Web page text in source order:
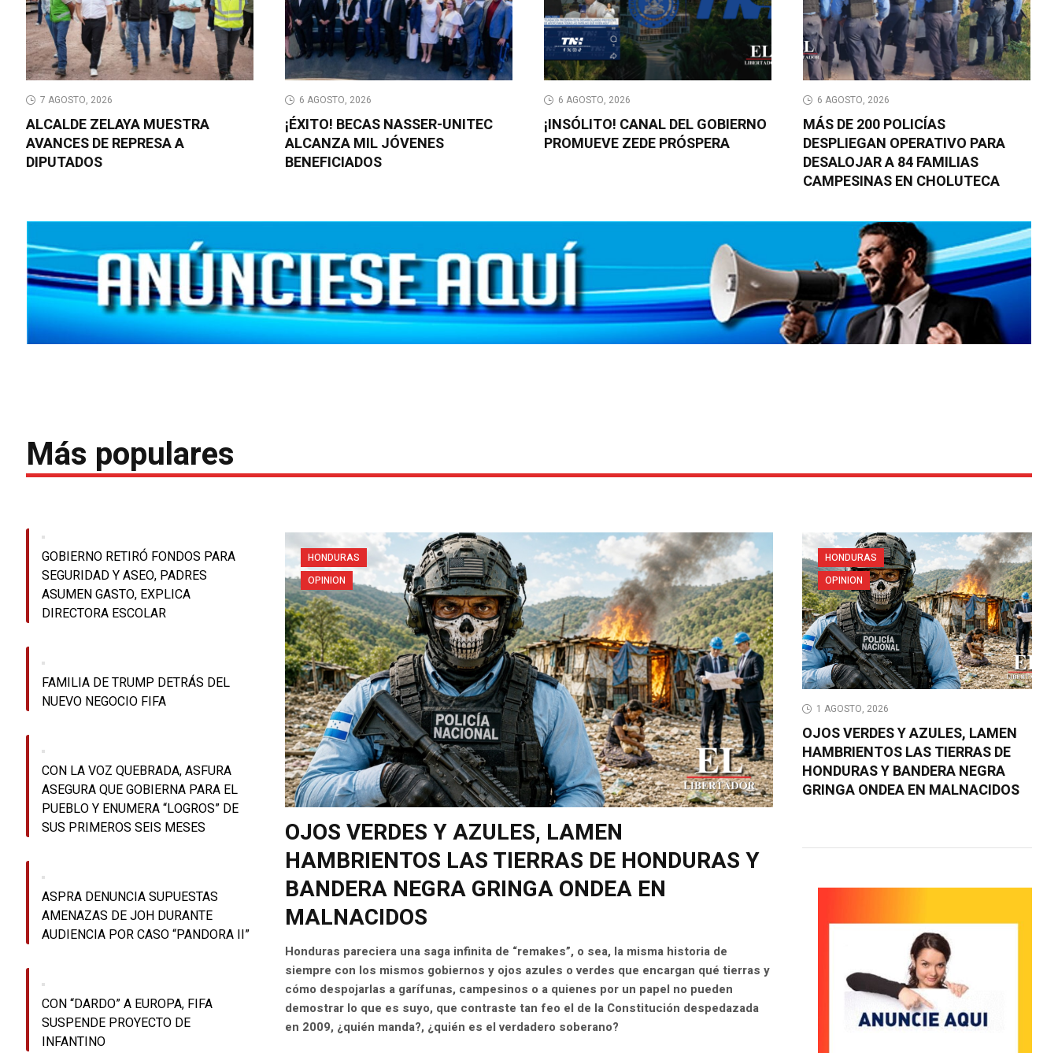
7 AGOSTO, 2026
ALCALDE ZELAYA MUESTRA
AVANCES DE REPRESA A
DIPUTADOS
6 AGOSTO, 2026
¡ÉXITO! BECAS NASSER-UNITEC
ALCANZA MIL JÓVENES
BENEFICIADOS
6 AGOSTO, 2026
¡INSÓLITO! CANAL DEL GOBIERNO
PROMUEVE ZEDE PRÓSPERA
6 AGOSTO, 2026
MÁS DE 200 POLICÍAS
DESPLIEGAN OPERATIVO PARA
DESALOJAR A 84 FAMILIAS
CAMPESINAS EN CHOLUTECA
Más populares
GOBIERNO RETIRÓ FONDOS PARA
SEGURIDAD Y ASEO, PADRES
ASUMEN GASTO, EXPLICA
DIRECTORA ESCOLAR
FAMILIA DE TRUMP DETRÁS DEL
NUEVO NEGOCIO FIFA
CON LA VOZ QUEBRADA, ASFURA
ASEGURA QUE GOBIERNA PARA EL
PUEBLO Y ENUMERA “LOGROS” DE
SUS PRIMEROS SEIS MESES
ASPRA DENUNCIA SUPUESTAS
AMENAZAS DE JOH DURANTE
AUDIENCIA POR CASO “PANDORA II”
CON “DARDO” A EUROPA, FIFA
SUSPENDE PROYECTO DE
INFANTINO
HONDURAS
OPINION
OJOS VERDES Y AZULES, LAMEN
HAMBRIENTOS LAS TIERRAS DE HONDURAS Y
BANDERA NEGRA GRINGA ONDEA EN
MALNACIDOS
Honduras pareciera una saga infinita de “remakes”, o sea, la misma historia de
siempre con los mismos gobiernos y ojos azules o verdes que encargan qué tierras y
cómo despojarlas a garífunas, campesinos o a quienes por un papel no pueden
demostrar lo que es suyo, que contraste tan feo el de la Constitución despedazada
en 2009, ¿quién manda?, ¿quién es el verdadero soberano?
HONDURAS
OPINION
1 AGOSTO, 2026
OJOS VERDES Y AZULES, LAMEN
HAMBRIENTOS LAS TIERRAS DE
HONDURAS Y BANDERA NEGRA
GRINGA ONDEA EN MALNACIDOS